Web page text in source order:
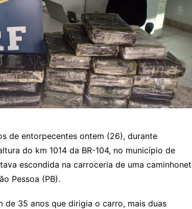
de entorpecentes ontem (26), durante
do km 1014 da BR-104, no município de
escondida na carroceria de uma
Pessoa (PB).
de 35 anos que dirigia o carro, mais duas